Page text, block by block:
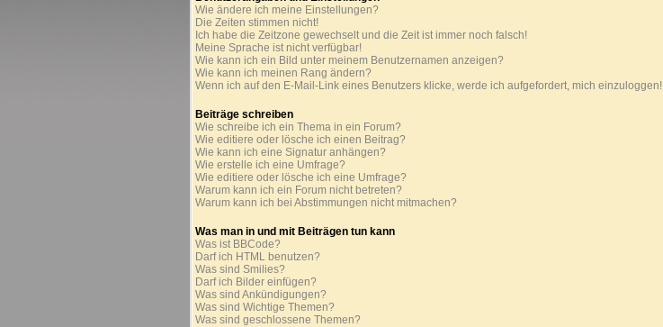
Wie ändere ich meine Einstellungen?
Die Zeiten stimmen nicht!
Ich habe die Zeitzone gewechselt und die Zeit ist immer noch falsch!
Meine Sprache ist nicht verfügbar!
Wie kann ich ein Bild unter meinem Benutzernamen anzeigen?
Wie kann ich meinen Rang ändern?
Wenn ich auf den E-Mail-Link eines Benutzers klicke, werde ich aufgefordert, mich einzuloggen!
Beiträge schreiben
Wie schreibe ich ein Thema in ein Forum?
Wie editiere oder lösche ich einen Beitrag?
Wie kann ich eine Signatur anhängen?
Wie erstelle ich eine Umfrage?
Wie editiere oder lösche ich eine Umfrage?
Warum kann ich ein Forum nicht betreten?
Warum kann ich bei Abstimmungen nicht mitmachen?
Was man in und mit Beiträgen tun kann
Was ist BBCode?
Darf ich HTML benutzen?
Was sind Smilies?
Darf ich Bilder einfügen?
Was sind Ankündigungen?
Was sind Wichtige Themen?
Was sind geschlossene Themen?